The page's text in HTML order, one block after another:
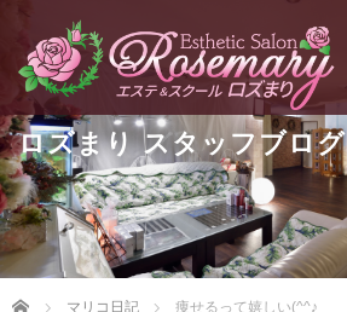
ロズまり スタッフブログ
Home マリコ日記 痩せるって嬉しい(^^♪